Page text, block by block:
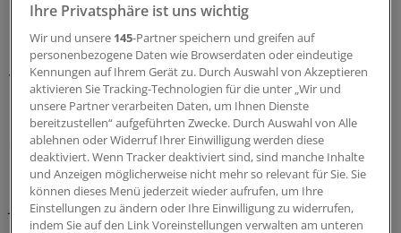
Steinrisiko, Männer mit häufigerer Einnahme gar ein um
123 Prozent höheres Risiko, jeweils verglichen mit
Männern, die gänzlich auf die artifizielle Vitaminzufuhr
verzichteten.
Bei Anwendern hoch dosierter Vitamin-C-Präparate sind
demnach pro 100.000 Personenjahre 147 erstmalige
Nierensteindiagnosen zusätzlich zu erwarten. Das
entspricht einer Neudiagnose pro 680 Anwendern und
Jahr.
Ihre Privatsphäre ist uns wichtig
Wir und unsere 145-Partner speichern und greifen auf
personenbezogene Daten wie Browserdaten oder eindeutige
Kennungen auf Ihrem Gerät zu. Durch Auswahl von Akzeptieren
aktivieren Sie Tracking-Technologien für die unter „Wir und
unsere Partner verarbeiten Daten, um Ihnen Dienste
bereitzustellen“ aufgeführten Zwecke. Durch Auswahl von Alle
ablehnen oder Widerruf Ihrer Einwilligung werden diese
deaktiviert. Wenn Tracker deaktiviert sind, sind manche Inhalte
und Anzeigen möglicherweise nicht mehr so relevant für Sie. Sie
können dieses Menü jederzeit wieder aufrufen, um Ihre
Einstellungen zu ändern oder Ihre Einwilligung zu widerrufen,
indem Sie auf den Link Voreinstellungen verwalten am unteren